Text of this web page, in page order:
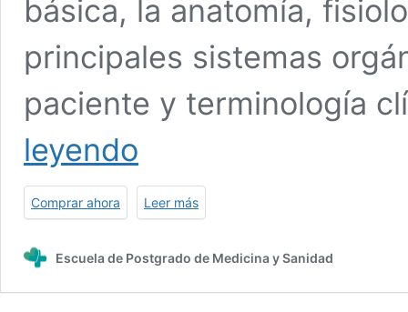
básica, la anatomía,
principales sistemas
paciente y terminología
leyendo
Psicología
Holística
Maestría
Internacional
Comprar ahora Leer más
Escuela de Postgrado de Medicina y Sanidad